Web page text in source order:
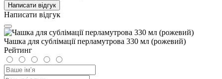
Написати відгук
Написати відгук
Чашка для сублімації перламутрова 330 мл (рожевий)
Рейтинг